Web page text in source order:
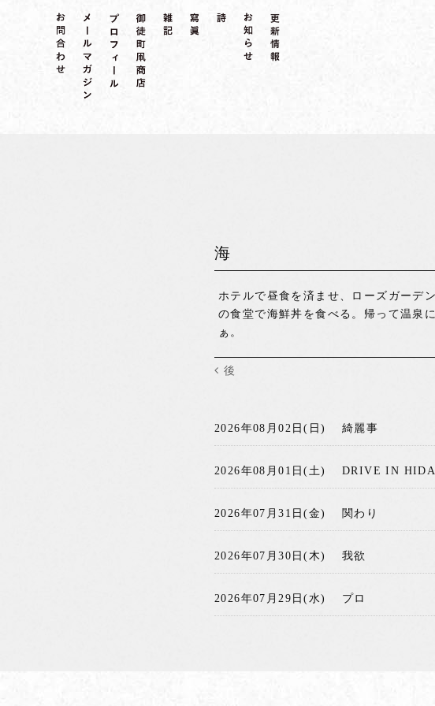
海
ホテルで昼食を済ませ、ローズガーデ
の食堂で海鮮丼を食べる。帰って温泉
ぁ。
後
2026年08月02日(日) 綺麗事
2026年08月01日(土) DRIVE IN
2026年07月31日(金) 関わり
2026年07月30日(木) 我欲
2026年07月29日(水) プロ